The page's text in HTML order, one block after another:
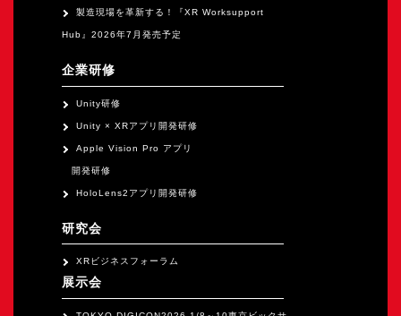
製造現場を革新する！『XR Worksupport
Hub』2026年7月発売予定
企業研修
Unity研修
Unity × XRアプリ開発研修
Apple Vision Pro アプリ
開発研修
HoloLens2アプリ開発研修
研究会
XRビジネスフォーラム
展示会